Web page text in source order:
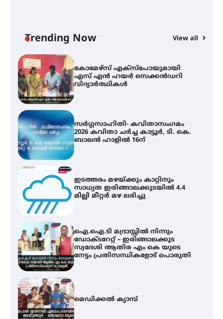
Trending Now View all
കോമേഴ്സ് എക്സ്പോയുമായി
എസ് എൻ ഹയർ സെക്കൻഡറി
വിദ്യാർത്ഥികൾ
സർഗ്ഗസാഹിതി- കവിതാസംഗമം
2026 കവിതാ ചർച്ച കാട്ടൂർ, ടി. കെ.
ബാലൻ ഹാളിൽ 16ന്
ഇടത്തരം മഴയ്ക്കും കാറ്റിനും
സാധ്യത ഇരിങ്ങാലക്കുടയിൽ 4.4
മില്ലി മീറ്റർ മഴ ലഭിച്ചു
ഐ.ഐ.ടി മദ്രാസ്സിൽ നിന്നും
ഡോക്ടറേറ്റ് – ഇരിങ്ങാലക്കുട
സ്വദേശി ആതിര എം കെ യുടെ
നേട്ടം പ്രതിസന്ധികളോട് പൊരുതി
മെഡിക്കൽ ക്യാമ്പ്